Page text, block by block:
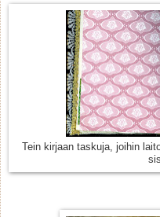
Tein kirjaan taskuja, joihin